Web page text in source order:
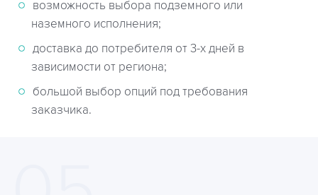
возможность выбора подземного или
наземного исполнения;
доставка до потребителя от 3-х дней в
зависимости от региона;
большой выбор опций под требования
заказчика.